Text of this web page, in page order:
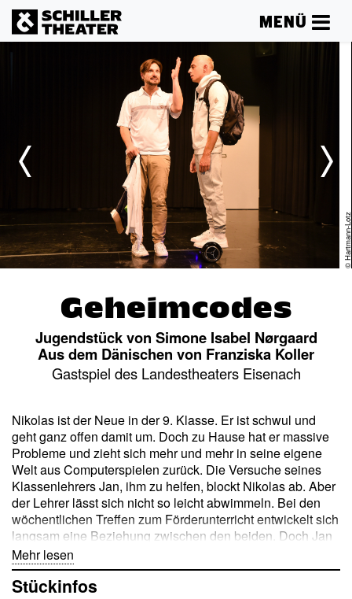
MENÜ
© Hartmann-Lotz
Geheimcodes
Jugendstück von Simone Isabel Nørgaard
Aus dem Dänischen von Franziska Koller
Gastspiel des Landestheaters Eisenach
Nikolas ist der Neue in der 9. Klasse. Er ist schwul und
geht ganz offen damit um. Doch zu Hause hat er massive
Probleme und zieht sich mehr und mehr in seine eigene
Welt aus Computerspielen zurück. Die Versuche seines
Klassenlehrers Jan, ihm zu helfen, blockt Nikolas ab. Aber
der Lehrer lässt sich nicht so leicht abwimmeln. Bei den
wöchentlichen Treffen zum Förderunterricht entwickelt sich
langsam eine Beziehung zwischen den beiden. Doch Jan
hat ein Geheimnis, das bald zwischen ihnen steht. Und am
Ende ist es der Jüngere, von dem der Ältere im Umgang
mit seinen ganz eigenen Problemen noch viel lernen kann
Mehr lesen
Stückinfos